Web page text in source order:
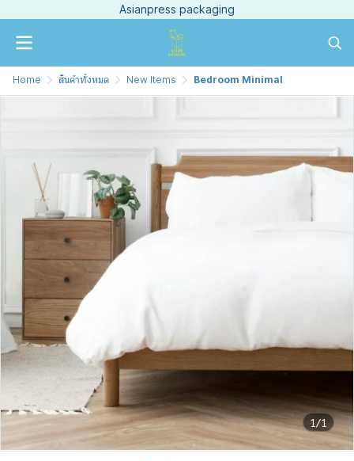
Asianpress packaging
Home สินค้าทั้งหมด New Items Bedroom Minimal
1/1